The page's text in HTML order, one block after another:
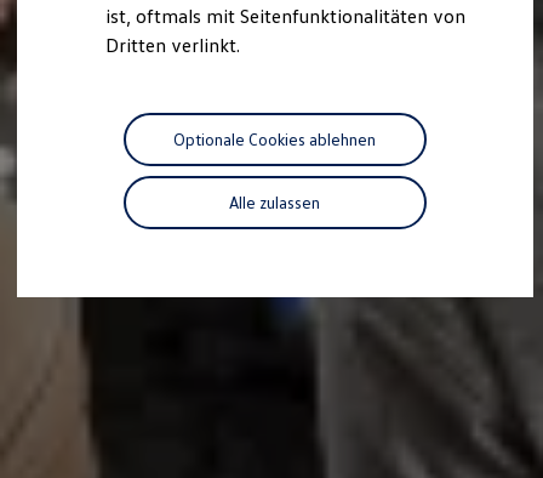
Software Updates
Service und Ersatzteile
Motorenöl und Flüssigkeiten
Räder und Reifen
Pannen- und Unfallhilfe
Economy Service
Volkswagen Teile
Zubehör
Entertainment und Elektronik
Updates für Software, Karten und Radio
ist, oftmals mit Seitenfunktionalitäten von
Dritten verlinkt.
Alle zulassen
Optionale Cookies ablehnen